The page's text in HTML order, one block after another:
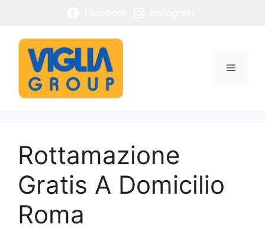
contenuto
Menu
Rottamazione
Gratis A Domicilio
Roma